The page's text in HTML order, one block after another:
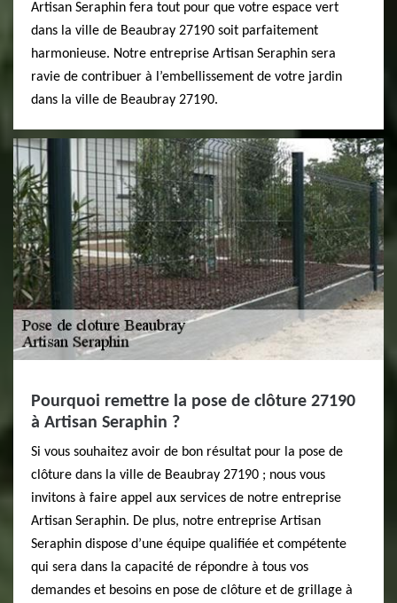
Artisan Seraphin fera tout pour que votre espace vert
dans la ville de Beaubray 27190 soit parfaitement
harmonieuse. Notre entreprise Artisan Seraphin sera
ravie de contribuer à l’embellissement de votre jardin
dans la ville de Beaubray 27190.
Pourquoi remettre la pose de clôture 27190
à Artisan Seraphin ?
Si vous souhaitez avoir de bon résultat pour la pose de
clôture dans la ville de Beaubray 27190 ; nous vous
invitons à faire appel aux services de notre entreprise
Artisan Seraphin. De plus, notre entreprise Artisan
Seraphin dispose d’une équipe qualifiée et compétente
qui sera dans la capacité de répondre à tous vos
demandes et besoins en pose de clôture et de grillage à